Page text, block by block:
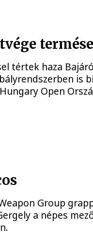
tértek haza
is
Open
Group
a népes